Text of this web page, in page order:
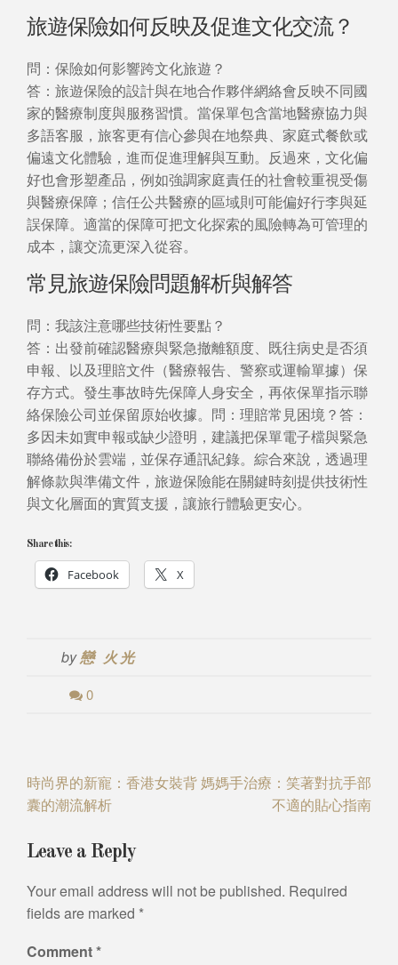
旅遊保險如何反映及促進文化交流？
問：保險如何影響跨文化旅遊？
答：旅遊保險的設計與在地合作夥伴網絡會反映不同國
家的醫療制度與服務習慣。當保單包含當地醫療協力與
多語客服，旅客更有信心參與在地祭典、家庭式餐飲或
偏遠文化體驗，進而促進理解與互動。反過來，文化偏
好也會形塑產品，例如強調家庭責任的社會較重視受傷
與醫療保障；信任公共醫療的區域則可能偏好行李與延
誤保障。適當的保障可把文化探索的風險轉為可管理的
成本，讓交流更深入從容。
常見旅遊保險問題解析與解答
問：我該注意哪些技術性要點？
答：出發前確認醫療與緊急撤離額度、既往病史是否須
申報、以及理賠文件（醫療報告、警察或運輸單據）保
存方式。發生事故時先保障人身安全，再依保單指示聯
絡保險公司並保留原始收據。問：理賠常見困境？答：
多因未如實申報或缺少證明，建議把保單電子檔與緊急
聯絡備份於雲端，並保存通訊紀錄。綜合來說，透過理
解條款與準備文件，旅遊保險能在關鍵時刻提供技術性
與文化層面的實質支援，讓旅行體驗更安心。
Share this:
Facebook X
by戀 火光
0
Post
navigation
時尚界的新寵：香港女裝背
囊的潮流解析
媽媽手治療：笑著對抗手部
不適的貼心指南
Leave a Reply
Your email address will not be published. Required
fields are marked *
Comment*